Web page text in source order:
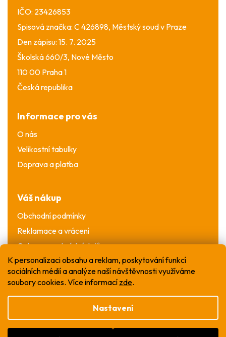
K personalizaci obsahu a reklam, poskytování funkcí
sociálních médií a analýze naší návštěvnosti využíváme
soubory cookies. Více informací zde.
Nastavení
IČO: 23426853
Spisová značka: C 426898, Městský soud v Praze
Den zápisu: 15. 7. 2025
Školská 660/3, Nové Město
110 00 Praha 1
Česká republika
Informace pro vás
O nás
Velikostní tabulky
Doprava a platba
Váš nákup
Obchodní podmínky
Reklamace a vrácení
Ochrana osobních údajů
Vytvořil Shoptet